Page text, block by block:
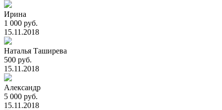
Ирина
1 000 руб.
15.11.2018
Наталья Таширева
500 руб.
15.11.2018
Александр
5 000 руб.
15.11.2018